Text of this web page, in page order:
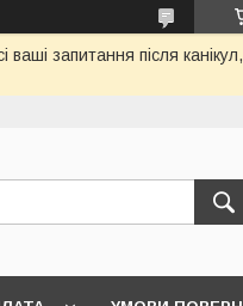
запитання після